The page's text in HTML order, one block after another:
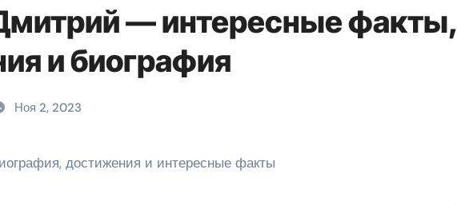
— интересные факты,
и биография
Ноя 2, 2023